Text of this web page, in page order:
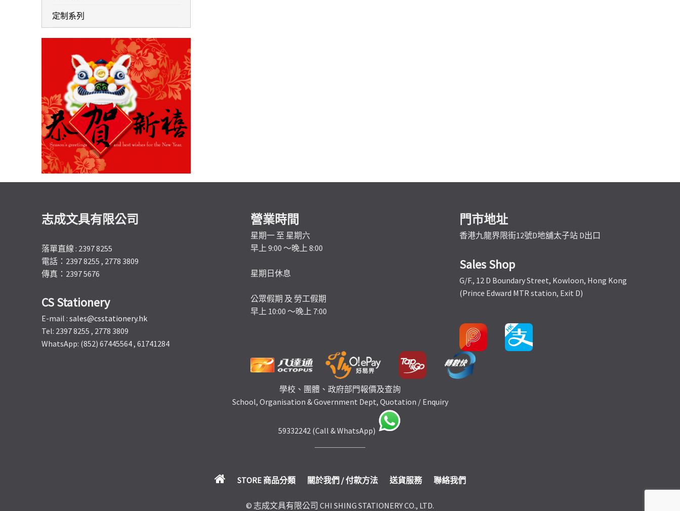
定制系列
志成文具有限公司
落單直線 : 2397 8255
電話：2397 8255 , 2778 3809
傳真：2397 5676
CS Stationery
E-mail : sales@csstationery.hk
Tel: 2397 8255 , 2778 3809
WhatsApp: (852) 67445564 , 61741284
營業時間
星期一 至 星期六
早上 9:00 ～晚上 8:00
星期日休息
公眾假期 及 勞工假期
早上 10:00 ～晚上 7:00
門市地址
香港九龍界限街12號D地舖太子站 D出口
Sales Shop
G/F., 12 D Boundary Street, Kowloon, Hong Kong
(Prince Edward MTR station, Exit D)
學校、團體、政府部門報價及查詢
School, Organisation & Government Dept, Quotation / Enquiry
59332242 (Call & WhatsApp)
STORE 商品分類 關於我們 / 付款方法 送貨服務 聯絡我們
© 志成文具有限公司 CHI SHING STATIONERY CO., LTD.